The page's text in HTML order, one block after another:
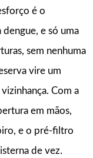
é o
e só uma
sem nenhuma
vire um
Com a
em mãos,
e o pré-filtro
de vez.